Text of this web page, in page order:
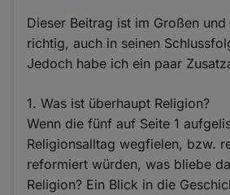
Dieser Beitrag ist im Großen
richtig, auch in seinen
Jedoch habe ich ein paar
1. Was ist überhaupt Religion?
Wenn die fünf auf Seite 1
Religionsalltag wegfielen, bzw.
reformiert würden, was bliebe
Religion? Ein Blick in die